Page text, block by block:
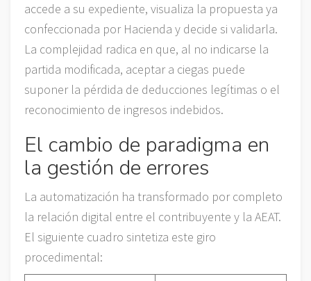
accede a su expediente, visualiza la propuesta ya
confeccionada por Hacienda y decide si validarla.
La complejidad radica en que, al no indicarse la
partida modificada, aceptar a ciegas puede
suponer la pérdida de deducciones legítimas o el
reconocimiento de ingresos indebidos.
El cambio de paradigma en
la gestión de errores
La automatización ha transformado por completo
la relación digital entre el contribuyente y la AEAT.
El siguiente cuadro sintetiza este giro
procedimental: